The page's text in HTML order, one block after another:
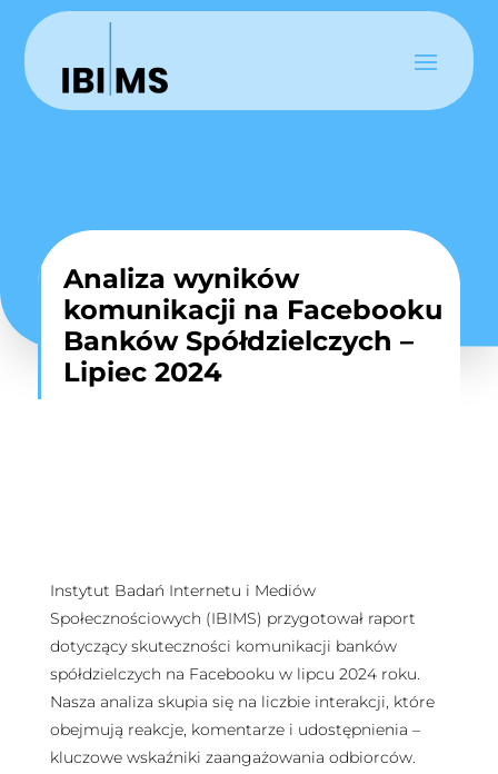
Analiza wyników
komunikacji na Facebooku
Banków Spółdzielczych –
Lipiec 2024
Instytut Badań Internetu i Mediów
Społecznościowych (IBIMS) przygotował raport
dotyczący skuteczności komunikacji banków
spółdzielczych na Facebooku w lipcu 2024 roku.
Nasza analiza skupia się na liczbie interakcji, które
obejmują reakcje, komentarze i udostępnienia –
kluczowe wskaźniki zaangażowania odbiorców.